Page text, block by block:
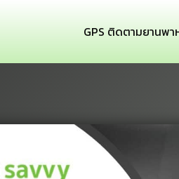
GPS ติดตามยานพา